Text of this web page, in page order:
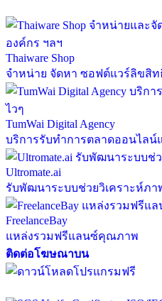
Thaiware Shop
จำหน่าย จัดหา ซอฟต์แวร์ลิขสิท
TumWai Digital Agency
บริการรับทำการตลาดออนไลน์
Ultromate.ai
รับพัฒนาระบบช่วยวิเคราะห์ภา
FreelanceBay
แหล่งรวมฟรีแลนซ์คุณภาพ
ติดต่อโฆษณาบน